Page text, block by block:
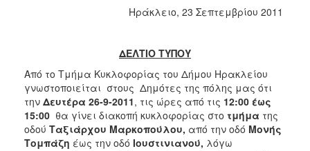
2015
2013
2012
2011
Ηράκλειο, 23 Σεπτεμβρίου 2011
ΔΕΛΤΙΟ ΤΥΠΟΥ
Από το Τμήμα Κυκλοφορίας του Δήμου Ηρακλείου
γνωστοποιείται στους Δημότες της πόλης μας ότι
την Δευτέρα 26-9-2011, τις ώρες από τις 12:00 έως
15:00 θα γίνει διακοπή κυκλοφορίας στο τμήμα της
οδού Ταξιάρχου Μαρκοπούλου, από την οδό Μονής
Τομπάζη έως την οδό Ιουστινιανού, λόγω